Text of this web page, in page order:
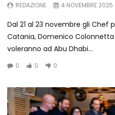
REDAZIONE 4 NOVEMBRE 2025
Dal 21 al 23 novembre gli Chef
Catania, Domenico
voleranno ad Abu Dhabi...
0 0 0